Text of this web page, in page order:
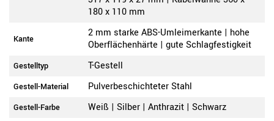
180 x 110 mm
Kante
2 mm starke ABS-Umleimerkante | hohe
Oberflächenhärte | gute Schlagfestigkeit
Gestelltyp T-Gestell
Gestell-Material Pulverbeschichteter Stahl
Gestell-Farbe Weiß | Silber | Anthrazit | Schwarz